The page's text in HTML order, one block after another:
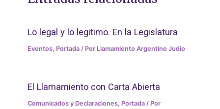
Lo legal y lo legitimo. En la Legislatura
Eventos, Portada / Por Llamamiento Argentino Judio
El Llamamiento con Carta Abierta
Comunicados y Declaraciones, Portada / Por